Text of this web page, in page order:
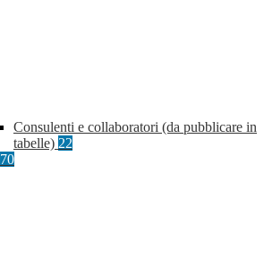
Consulenti e collaboratori (da pubblicare in
tabelle) 22
70